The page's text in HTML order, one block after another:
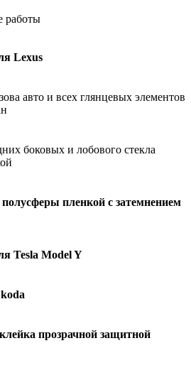
работы
Lexus
авто и всех глянцевых элементов
боковых и лобового стекла
пленкой с затемнением
Tesla Model Y
прозрачной защитной